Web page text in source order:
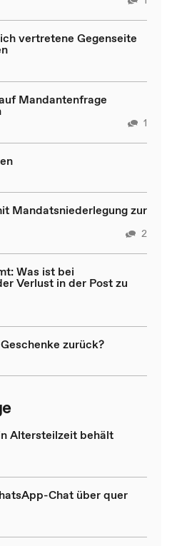
vertretene Gegenseite
Mandantenfrage
1
Mandatsniederlegung zur
2
Was ist bei
Verlust in der Post zu
zurück?
Altersteilzeit behält
Chat über quer